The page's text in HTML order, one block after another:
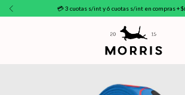
💳 3 cuotas s/int y 6 cuotas s/int en compras